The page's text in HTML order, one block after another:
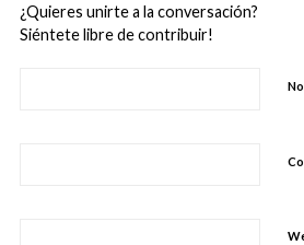
¿Quieres unirte a la conversación?
Siéntete libre de contribuir!